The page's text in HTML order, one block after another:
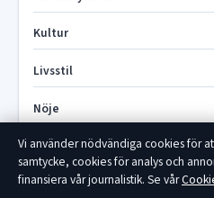
Kultur
Livsstil
Nöje
Nyheter
Politik
Vi använder nödvändiga cookies för
samtycke, cookies för analys och
finansiera vår journalistik. Se vår